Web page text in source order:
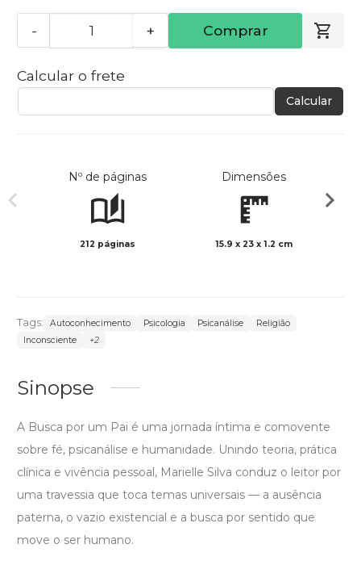
- + Comprar
Calcular o frete
Calcular
Nº de páginas
212 páginas
Dimensões
15.9 x 23 x 1.2 cm
Tags: Autoconhecimento Psicologia Psicanálise
Religião
Inconsciente
+2
Sinopse
A Busca por um Pai é uma jornada íntima e comovente
sobre fé, psicanálise e humanidade. Unindo teoria, prática
clínica e vivência pessoal, Marielle Silva conduz o leitor por
uma travessia que toca temas universais — a ausência
paterna, o vazio existencial e a busca por sentido que
move o ser humano.